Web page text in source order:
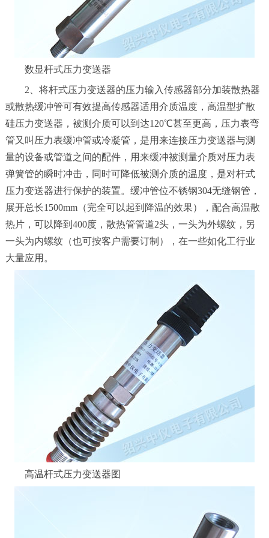
数显杆式压力变送器
2、将杆式压力变送器的压力输入传感器部分加装散热器
或散热缓冲管可有效提高传感器适用介质温度，高温型扩散
硅压力变送器，被测介质可以到达120℃甚至更高，压力表弯
管又叫压力表缓冲管或冷凝管，是用来连接压力变送器与测
量的设备或管道之间的配件，用来缓冲被测量介质对压力表
弹簧管的瞬时冲击，同时可降低被测介质的温度，是对杆式
压力变送器进行保护的装置。缓冲管位不锈钢304无缝钢管，
展开总长1500mm（完全可以起到降温的效果），配合高温散
热片，可以降到400度，散热管管道2头，一头为外螺纹，另
一头为内螺纹（也可按客户需要订制），在一些如化工行业
大量应用。
高温杆式压力变送器图